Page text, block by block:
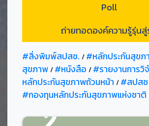
Poll
ถ่ายทอดองค์ความรู้รุ่นสู่
#สิ่งพิมพ์สปสช. /#หลักประกันสุขภ
สุขภาพ/#หนังสือ /#รายงานการวิ
หลักประกันสุขภาพถ้วนหน้า /#สปสช
#กองทุนหลักประกันสุขภาพแห่งชาติ